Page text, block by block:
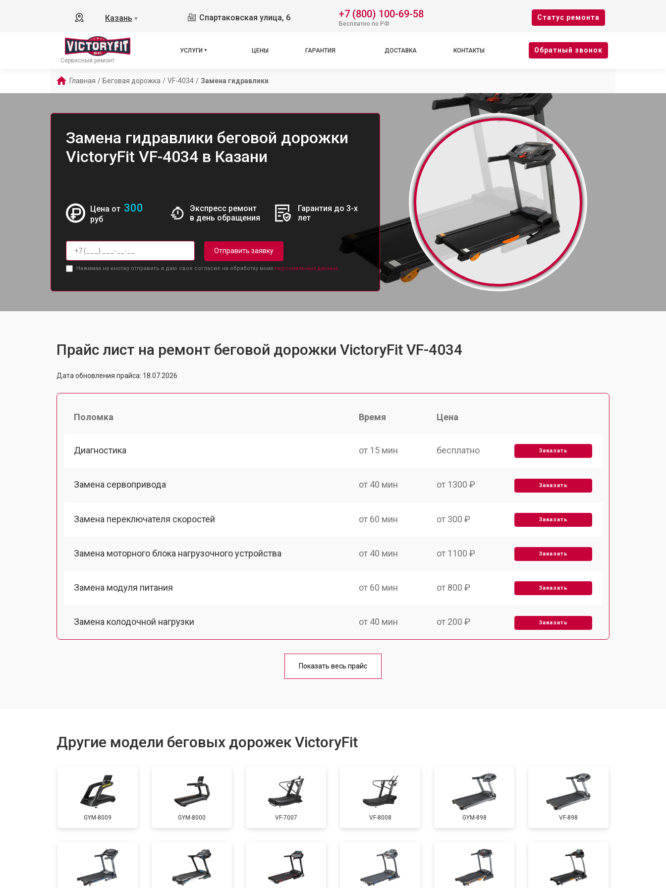
Казань ▼ Спартаковская улица, 6 +7 (800) 100-69-58
Бесплатно по РФ
Cтатус ремонта
Сервисный ремонт
УСЛУГИ ЦЕНЫ ГАРАНТИЯ ДОСТАВКА КОНТАКТЫ Oбратный звонок
Главная / Беговая дорожка / VF-4034 / Замена гидравлики
Замена гидравлики беговой дорожки
VictoryFit VF-4034 в Казани
Цена от 300
руб
Экспресс ремонт
в день обращения
Гарантия до 3-х
лет
Отправить заявку
Нажимая на кнопку отправить я даю свое согласие на обработку моих персональных данных.
Прайс лист на ремонт беговой дорожки VictoryFit VF-4034
Дата обновления прайса: 18.07.2026
Поломка Время Цена
Диагностика от 15 мин бесплатно Заказать
Замена сервопривода от 40 мин от 1300 ₽ Заказать
Замена переключателя скоростей от 60 мин от 300 ₽ Заказать
Замена моторного блока нагрузочного устройства от 40 мин от 1100 ₽ Заказать
Замена модуля питания от 60 мин от 800 ₽ Заказать
Замена колодочной нагрузки от 40 мин от 200 ₽ Заказать
от 70 мин
Замена основного двигателя от 50 мин от 1500 ₽ Заказать
Обслуживание от 60 мин от 1000 ₽ Заказать
Замена платы управления от 40 мин
Показать весь прайс
Другие модели беговых дорожек VictoryFit
GYM-8009 GYM-8000 VF-7007 VF-8008 GYM-898 VF-898